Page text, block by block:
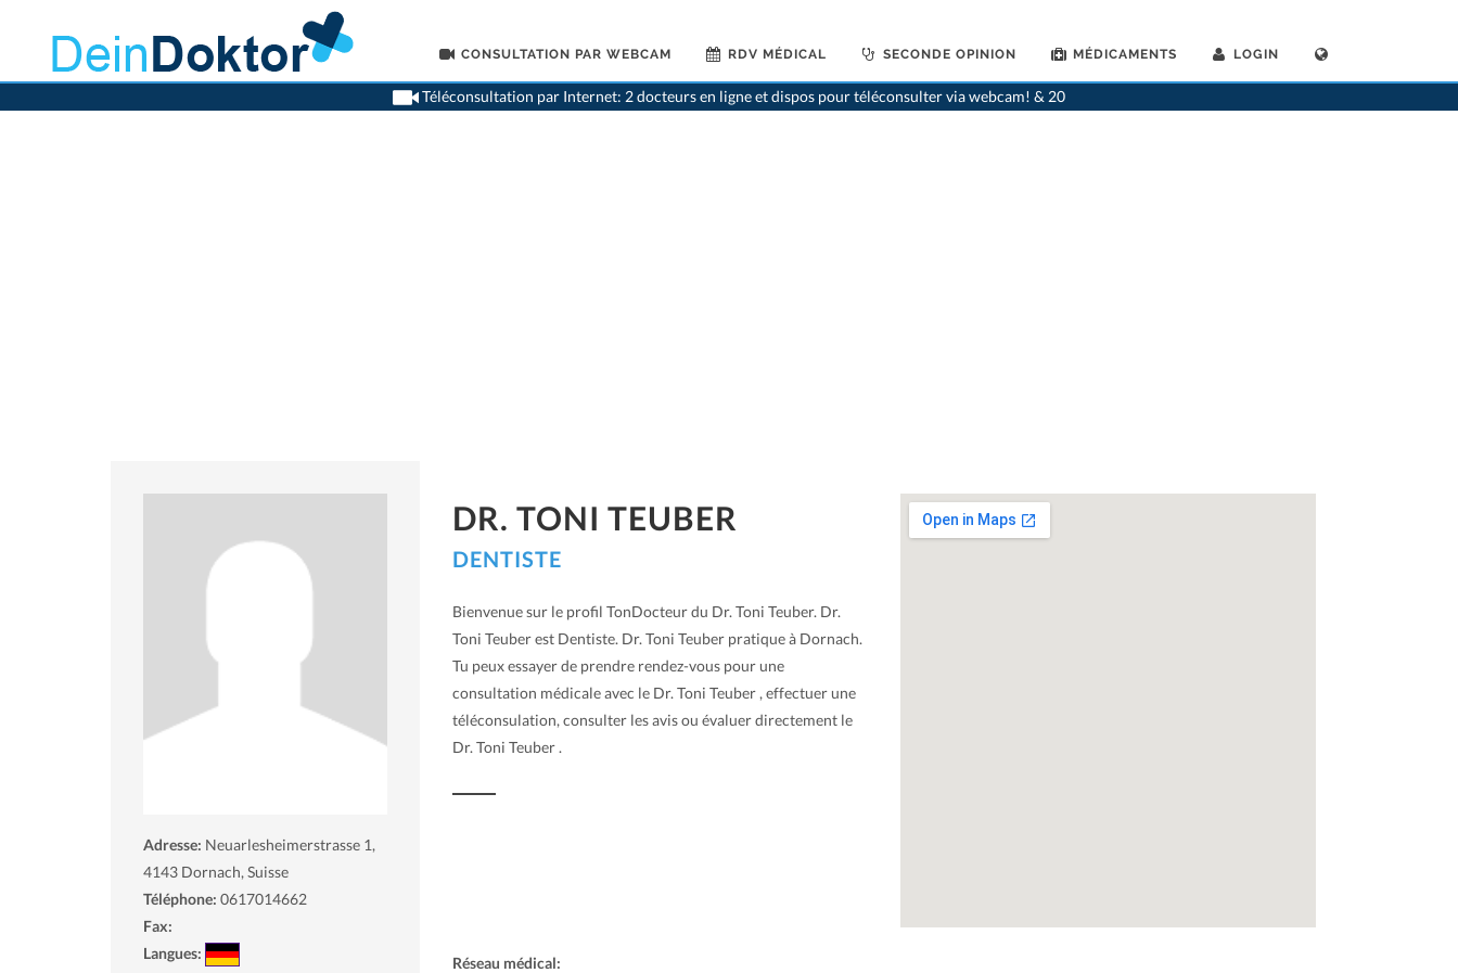
CONSULTATION PAR WEBCAM RDV MÉDICAL SECONDE OPINION MÉDICAMENTS LOGIN
Téléconsultation par Internet: 2 docteurs en ligne et dispos pour téléconsulter via webcam! & 20
>Dentistes>Dornach>Dr. Toni Teuber>Rendez-vous avec Dr. Toni Teuber
Adresse: Neuarlesheimerstrasse 1,
4143 Dornach, Suisse
Téléphone: 0617014662
Fax:
Langues:
DR. TONI TEUBER
DENTISTE
Bienvenue sur le profil TonDocteur du Dr. Toni Teuber. Dr.
Toni Teuber est Dentiste. Dr. Toni Teuber pratique à Dornach.
Tu peux essayer de prendre rendez-vous pour une
consultation médicale avec le Dr. Toni Teuber , effectuer une
téléconsulation, consulter les avis ou évaluer directement le
Dr. Toni Teuber .
Réseau médical: